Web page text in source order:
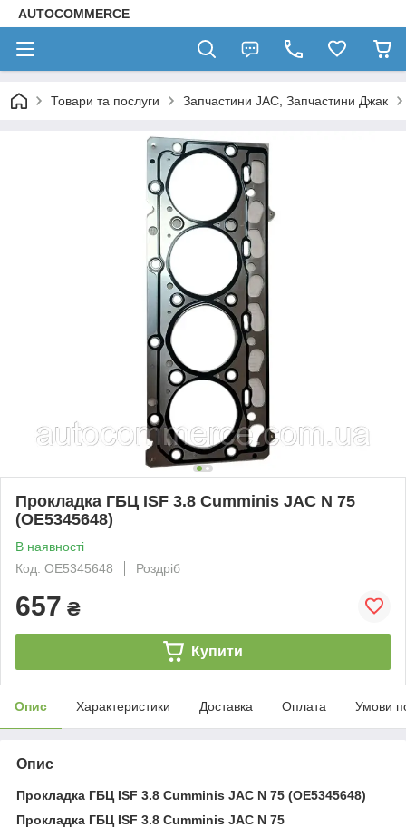
AUTOCOMMERCE
Товари та послуги Запчастини JAC, Запчастини Джак
Прокладка ГБЦ ISF 3.8 Cumminis JAC N 75
(OE5345648)
В наявності
Код: OE5345648
Роздріб
657 ₴
Купити
Опис Характеристики Доставка Оплата Умови
Опис
Прокладка ГБЦ ISF 3.8 Cumminis JAC N 75 (OE5345648)
Прокладка ГБЦ ISF 3.8 Cumminis JAC N 75